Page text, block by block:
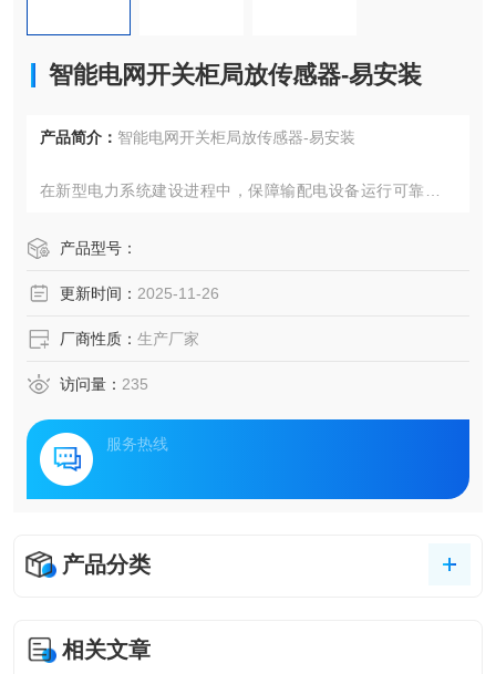
智能电网开关柜局放传感器-易安装
产品简介： 智能电网开关柜局放传感器-易安装
在新型电力系统建设进程中，保障输配电设备运行可靠性成
负荷特性变化，传统周期性巡检模式已难以满足现代电网运
系，通过构建设备-边缘-云端的协同感知网络，实现电力装备
产品型号：
更新时间： 2025-11-26
厂商性质： 生产厂家
访问量： 235
服务热线
产品分类
相关文章